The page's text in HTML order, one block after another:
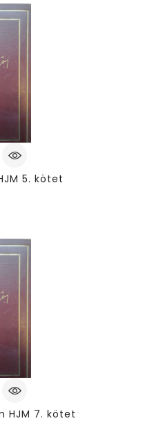
5. kötet
HJM 7. kötet